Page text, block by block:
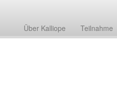
Über Kalliope Teilnahme